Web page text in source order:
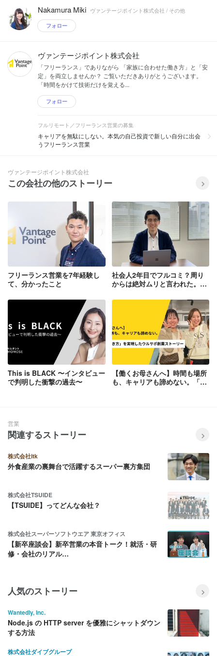
Nakamura Miki ヴァンテージポイント株式会社 / その他
フォロー
ヴァンテージポイント株式会社
「フリーランス」でありながら 「家族に合わせた働き方」と「安
定」を両立しませんか？ ご覧いただきありがとうございます。
「時間をかけて技術だけを覚える...
フォロー
フルリモート／フリーランス営業の募集
キャリアを無駄にしない。本気の自己投資で新しい自分に出会
うフリーランス営業
ヴァンテージポイント株式会社
この会社の他のストーリー
フリーランス営業を7年経験し
て、分かったこと
社会人2年目でフルコミ？周り
からは絶対ムリと言われた。入
This is BLACK 〜インタビュー
で判明した衝撃の過去〜
【働くお母さんへ】時間も場所
も、キャリアも諦めない。「自
営業
関連するストーリー
株式会社itk
外食産業の裏舞台で活躍するスーパー裏方集団
株式会社TSUIDE
【TSUIDE】ってどんな会社？
株式会社スーパーソフトウエア 東京オフィス
【新卒座談会】新卒営業の本音トーク！就活・研
修・会社のリアル…
人気のストーリー
Wantedly, Inc.
Node.js の HTTP server を優雅にシャットダウン
する方法
株式会社ダイブグループ